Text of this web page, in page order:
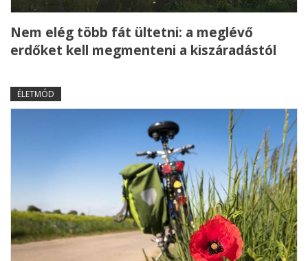
Nem elég több fát ültetni: a meglévő
erdőket kell megmenteni a kiszáradástól
ÉLETMÓD